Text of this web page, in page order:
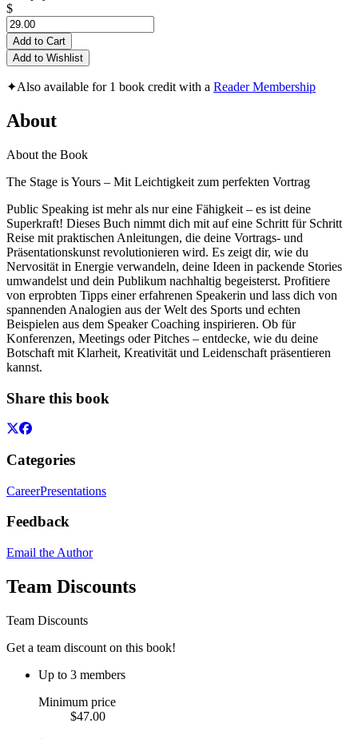
$
Add to Cart
Add to Wishlist
✦Also available for 1 book credit with a Reader Membership
About
About the Book
The Stage is Yours – Mit Leichtigkeit zum perfekten Vortrag
Public Speaking ist mehr als nur eine Fähigkeit – es ist deine
Superkraft! Dieses Buch nimmt dich mit auf eine Schritt für Schritt
Reise mit praktischen Anleitungen, die deine Vortrags- und
Präsentationskunst revolutionieren wird. Es zeigt dir, wie du
Nervosität in Energie verwandeln, deine Ideen in packende Stories
umwandelst und dein Publikum nachhaltig begeisterst. Profitiere
von erprobten Tipps einer erfahrenen Speakerin und lass dich von
spannenden Analogien aus der Welt des Sports und echten
Beispielen aus dem Speaker Coaching inspirieren. Ob für
Konferenzen, Meetings oder Pitches – entdecke, wie du deine
Botschaft mit Klarheit, Kreativität und Leidenschaft präsentieren
kannst.
Share this book
Categories
CareerPresentations
Feedback
Email the Author
Team Discounts
Team Discounts
Get a team discount on this book!
Up to 3 members
Minimum price
$47.00